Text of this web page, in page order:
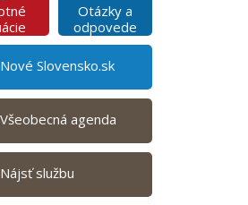
Otázky a
odpovede
Nové Slovensko.sk
Všeobecná agenda
Nájsť službu